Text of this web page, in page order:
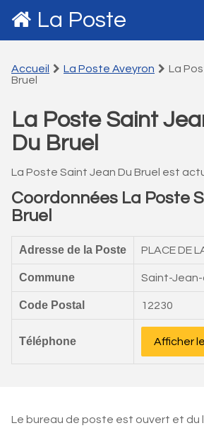
La Poste
Accueil La Poste Aveyron
La
Bruel
La Poste Saint
Du Bruel
La Poste Saint Jean Du Bruel est
Coordonnées La Poste
Bruel
Adresse de la Poste PLACE DE
Commune Saint-Jean-
Code Postal 12230
Téléphone Afficher
Le bureau de poste est ouvert et du